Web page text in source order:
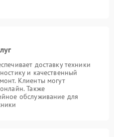
доставку техники
и качественный
Клиенты могут
Также
обслуживание для